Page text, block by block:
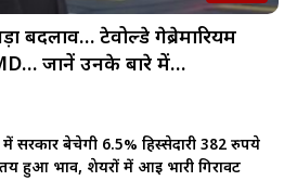
बदलाव… टेवोल्डे गेब्रेमारियम
जानें उनके बारे में…
सरकार बेचेगी 6.5% हिस्सेदारी 382 रुपये
तय हुआ भाव, शेयरों में आई भारी गिरावट